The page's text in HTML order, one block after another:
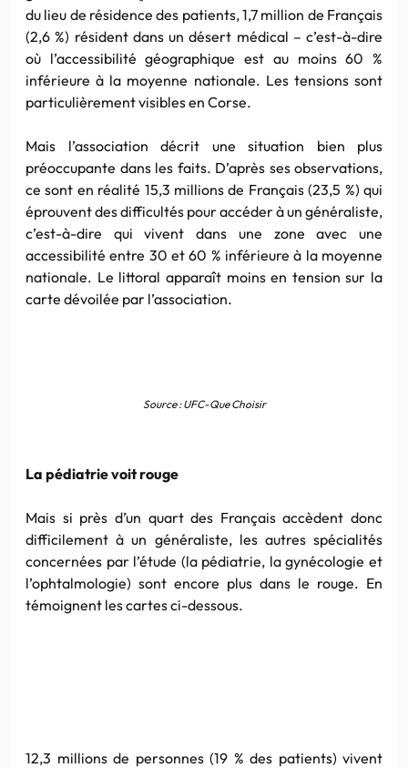
du lieu de résidence des patients, 1,7 million de Français
(2,6 %) résident dans un désert médical – c’est-à-dire
où l’accessibilité géographique est au moins 60 %
inférieure à la moyenne nationale. Les tensions sont
particulièrement visibles en Corse.
Mais l’association décrit une situation bien plus
préoccupante dans les faits. D’après ses observations,
ce sont en réalité 15,3 millions de Français (23,5 %) qui
éprouvent des difficultés pour accéder à un généraliste,
c’est-à-dire qui vivent dans une zone avec une
accessibilité entre 30 et 60 % inférieure à la moyenne
nationale. Le littoral apparaît moins en tension sur la
carte dévoilée par l’association.
Source : UFC-Que Choisir
La pédiatrie voit rouge
Mais si près d’un quart des Français accèdent donc
difficilement à un généraliste, les autres spécialités
concernées par l’étude (la pédiatrie, la gynécologie et
l’ophtalmologie) sont encore plus dans le rouge. En
témoignent les cartes ci-dessous.
12,3 millions de personnes (19 % des patients) vivent